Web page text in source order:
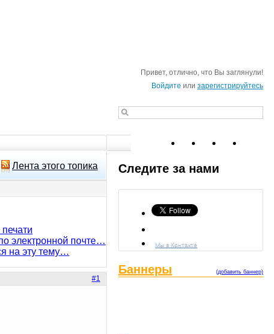
Привет, отлично, что Вы заглянули!
Войдите или зарегистрируйтесь
Лента этого топика
электронной почте…
на эту тему…
#1
Следите за нами
Мы в Контакте
(добавить баннер)
Баннеры